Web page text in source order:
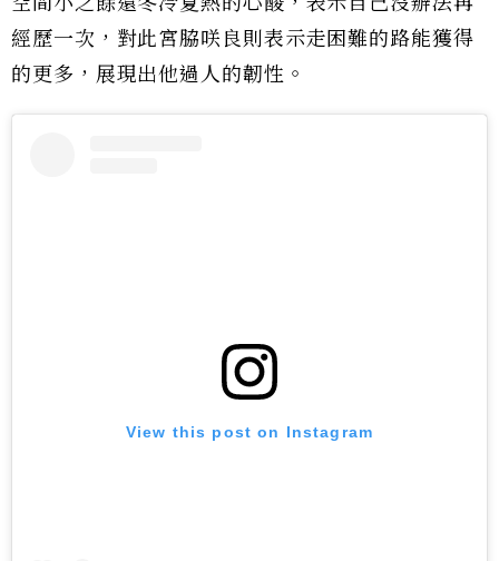
經歷一次，對此宮脇咲良則表示走困難的路能獲得
的更多，展現出他過人的韌性。
View this post on Instagram